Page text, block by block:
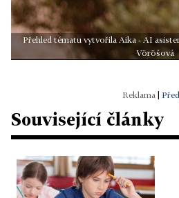
Přehled tématu vytvořila Aika - AI
Vöröšová
Související články